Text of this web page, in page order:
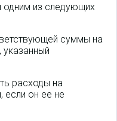
одним из следующих
суммы на
указанный
расходы на
если он ее не